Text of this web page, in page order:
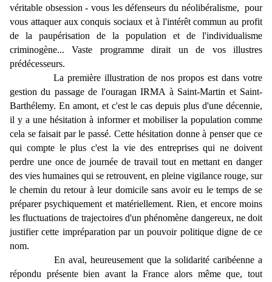
véritable obsession - vous les défenseurs du néolibéralisme, pour
vous attaquer aux conquis sociaux et à l'intérêt commun au profit
de la paupérisation de la population et de l'individualisme
criminogène... Vaste programme dirait un de vos illustres
prédécesseurs.
La première illustration de nos propos est dans votre
gestion du passage de l'ouragan IRMA à Saint-Martin et Saint-
Barthélemy. En amont, et c'est le cas depuis plus d'une décennie,
il y a une hésitation à informer et mobiliser la population comme
cela se faisait par le passé. Cette hésitation donne à penser que ce
qui compte le plus c'est la vie des entreprises qui ne doivent
perdre une once de journée de travail tout en mettant en danger
des vies humaines qui se retrouvent, en pleine vigilance rouge, sur
le chemin du retour à leur domicile sans avoir eu le temps de se
préparer psychiquement et matériellement. Rien, et encore moins
les fluctuations de trajectoires d'un phénomène dangereux, ne doit
justifier cette impréparation par un pouvoir politique digne de ce
nom.
En aval, heureusement que la solidarité caribéenne a
répondu présente bien avant la France alors même que, tout